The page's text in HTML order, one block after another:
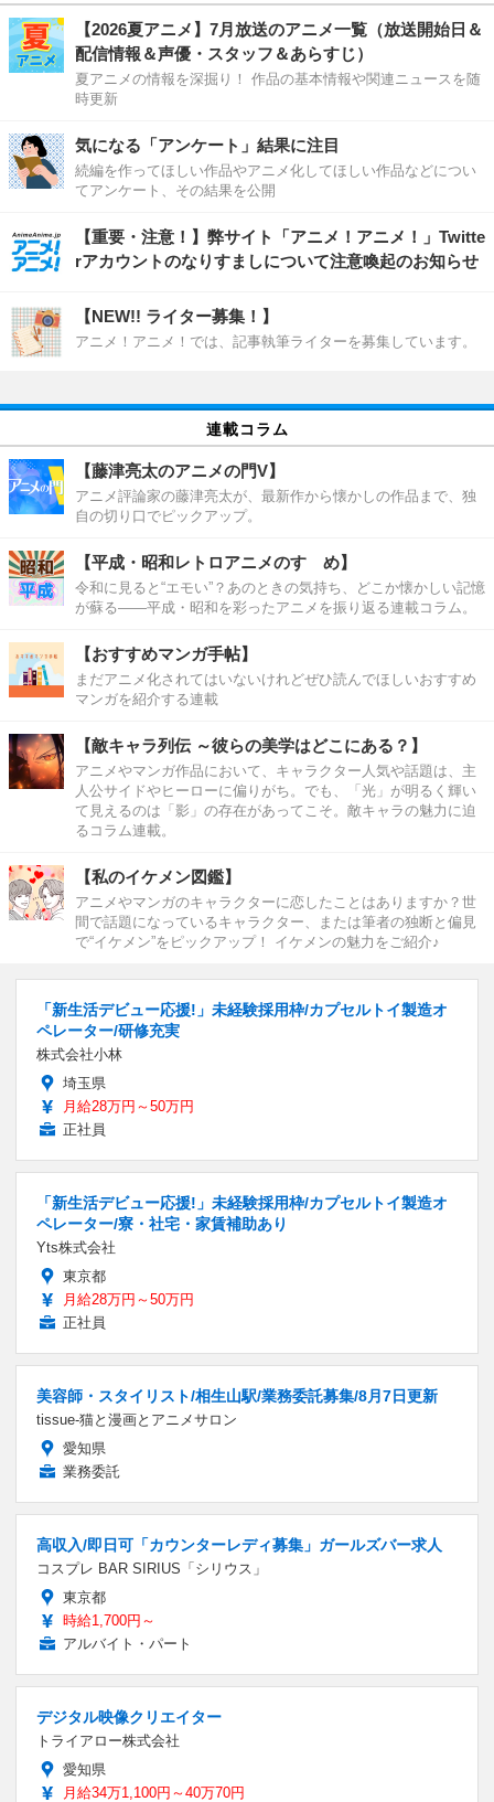
【2026夏アニメ】7月放送のアニメ一覧（放送開始日＆
配信情報＆声優・スタッフ＆あらすじ）
夏アニメの情報を深掘り！ 作品の基本情報や関連ニュースを随
時更新
気になる「アンケート」結果に注目
続編を作ってほしい作品やアニメ化してほしい作品などについ
てアンケート、その結果を公開
【重要・注意！】弊サイト「アニメ！アニメ！」Twitte
rアカウントのなりすましについて注意喚起のお知らせ
【NEW!! ライター募集！】
アニメ！アニメ！では、記事執筆ライターを募集しています。
連載コラム
【藤津亮太のアニメの門V】
アニメ評論家の藤津亮太が、最新作から懐かしの作品まで、独
自の切り口でピックアップ。
【平成・昭和レトロアニメのすゝめ】
令和に見ると“エモい”？あのときの気持ち、どこか懐かしい記憶
が蘇る――平成・昭和を彩ったアニメを振り返る連載コラム。
【おすすめマンガ手帖】
まだアニメ化されてはいないけれどぜひ読んでほしいおすすめ
マンガを紹介する連載
【敵キャラ列伝 ～彼らの美学はどこにある？】
アニメやマンガ作品において、キャラクター人気や話題は、主
人公サイドやヒーローに偏りがち。でも、「光」が明るく輝い
て見えるのは「影」の存在があってこそ。敵キャラの魅力に迫
るコラム連載。
【私のイケメン図鑑】
アニメやマンガのキャラクターに恋したことはありますか？世
間で話題になっているキャラクター、または筆者の独断と偏見
で“イケメン”をピックアップ！ イケメンの魅力をご紹介♪
「新生活デビュー応援!」未経験採用枠/カプセルトイ製造オ
ペレーター/研修充実
株式会社小林
埼玉県
月給28万円～50万円
正社員
「新生活デビュー応援!」未経験採用枠/カプセルトイ製造オ
ペレーター/寮・社宅・家賃補助あり
Yts株式会社
東京都
月給28万円～50万円
正社員
美容師・スタイリスト/相生山駅/業務委託募集/8月7日更新
tissue-猫と漫画とアニメサロン
愛知県
業務委託
高収入/即日可「カウンターレディ募集」ガールズバー求人
コスプレ BAR SIRIUS「シリウス」
東京都
時給1,700円～
アルバイト・パート
デジタル映像クリエイター
トライアロー株式会社
愛知県
月給34万1,100円～40万70円